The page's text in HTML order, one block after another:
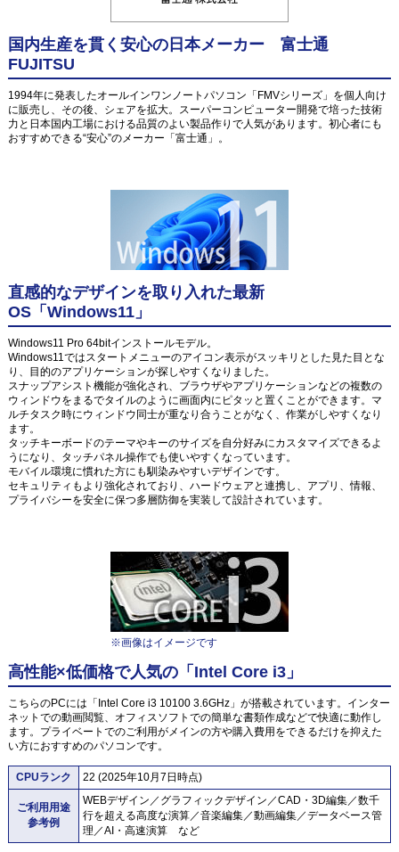
国内生産を貫く安心の日本メーカー 富士通
FUJITSU
1994年に発表したオールインワンノートパソコン「FMVシリーズ」を個人向け
に販売し、その後、シェアを拡大。スーパーコンピューター開発で培った技術
力と日本国内工場における品質のよい製品作りで人気があります。初心者にも
おすすめできる“安心”のメーカー「富士通」。
直感的なデザインを取り入れた最新
OS「Windows11」
Windows11 Pro 64bitインストールモデル。
Windows11ではスタートメニューのアイコン表示がスッキリとした見た目とな
り、目的のアプリケーションが探しやすくなりました。
スナップアシスト機能が強化され、ブラウザやアプリケーションなどの複数の
ウィンドウをまるでタイルのように画面内にピタッと置くことができます。マ
ルチタスク時にウィンドウ同士が重なり合うことがなく、作業がしやすくなり
ます。
タッチキーボードのテーマやキーのサイズを自分好みにカスタマイズできるよ
うになり、タッチパネル操作でも使いやすくなっています。
モバイル環境に慣れた方にも馴染みやすいデザインです。
セキュリティもより強化されており、ハードウェアと連携し、アプリ、情報、
プライバシーを安全に保つ多層防御を実装して設計されています。
※画像はイメージです
高性能×低価格で人気の「Intel Core i3」
こちらのPCには「Intel Core i3 10100 3.6GHz」が搭載されています。インター
ネットでの動画閲覧、オフィスソフトでの簡単な書類作成などで快適に動作し
ます。プライベートでのご利用がメインの方や購入費用をできるだけを抑えた
い方におすすめのパソコンです。
CPUランク 22 (2025年10月7日時点)
ご利用用途
参考例
WEBデザイン／グラフィックデザイン／CAD・3D編集／数千
行を超える高度な演算／音楽編集／動画編集／データベース管
理／AI・高速演算 など